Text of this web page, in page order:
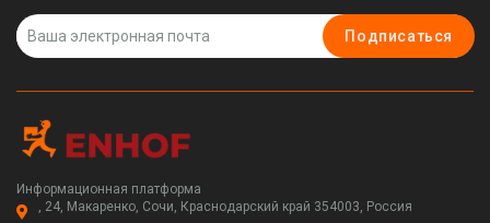
Подписаться
Информационная платформа
, 24, Макаренко, Сочи, Краснодарский край 354003, Россия